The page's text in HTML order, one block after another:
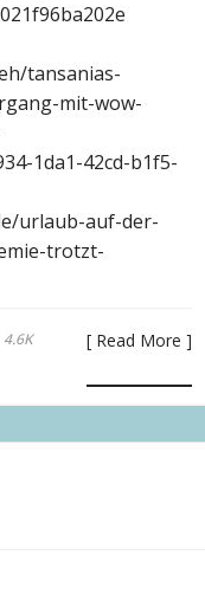
tansanias-
mit-wow-
1da1-42cd-b1f5-
urlaub-auf-der-
trotzt-
4.6K [ Read More ]